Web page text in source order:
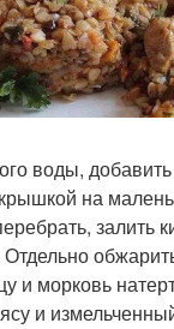
воды,
на
залить
и морковь
и